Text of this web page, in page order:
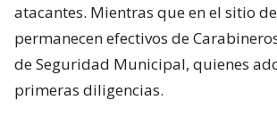
atacantes. Mientras que en el sitio
permanecen efectivos de
de Seguridad Municipal, quienes
primeras diligencias.